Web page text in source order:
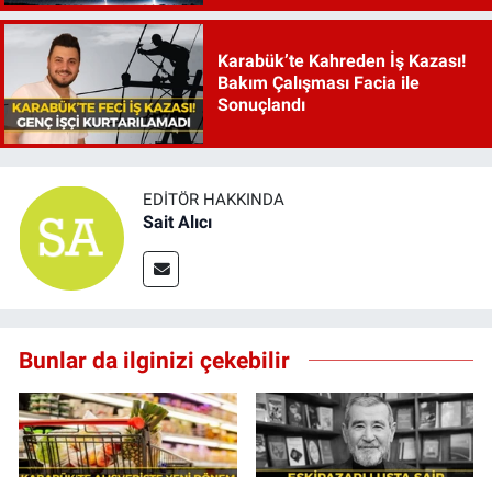
Karabük’te Kahreden İş Kazası!
Bakım Çalışması Facia ile
Sonuçlandı
EDITÖR HAKKINDA
Sait Alıcı
Bunlar da ilginizi çekebilir